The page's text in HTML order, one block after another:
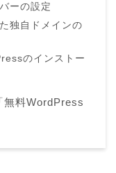
ーの設定
独自ドメインの
のインストー
無料WordPress